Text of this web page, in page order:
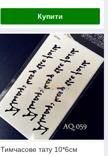
Купити
Тимчасове тату 10*6см